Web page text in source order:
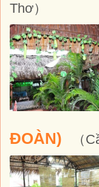
Thơ）
ĐOÀN)
（